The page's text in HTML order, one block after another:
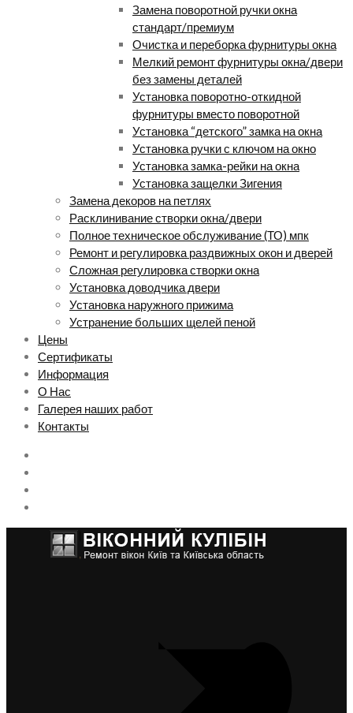
Замена поворотной ручки окна
стандарт/премиум
Очистка и переборка фурнитуры окна
Мелкий ремонт фурнитуры окна/двери
без замены деталей
Установка поворотно-откидной
фурнитуры вместо поворотной
Установка “детского” замка на окна
Установка ручки с ключом на окно
Установка замка-рейки на окна
Установка защелки Зигения
Замена декоров на петлях
Расклинивание створки окна/двери
Полное техническое обслуживание (ТО) мпк
Ремонт и регулировка раздвижных окон и дверей
Сложная регулировка створки окна
Установка доводчика двери
Установка наружного прижима
Устранение больших щелей пеной
Цены
Сертификаты
Информация
О Нас
Галерея наших работ
Контакты